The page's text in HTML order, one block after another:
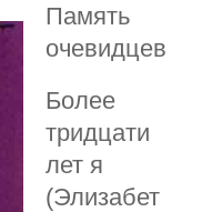
Память
очевидцев
Более
тридцати
лет я
(Элизабет